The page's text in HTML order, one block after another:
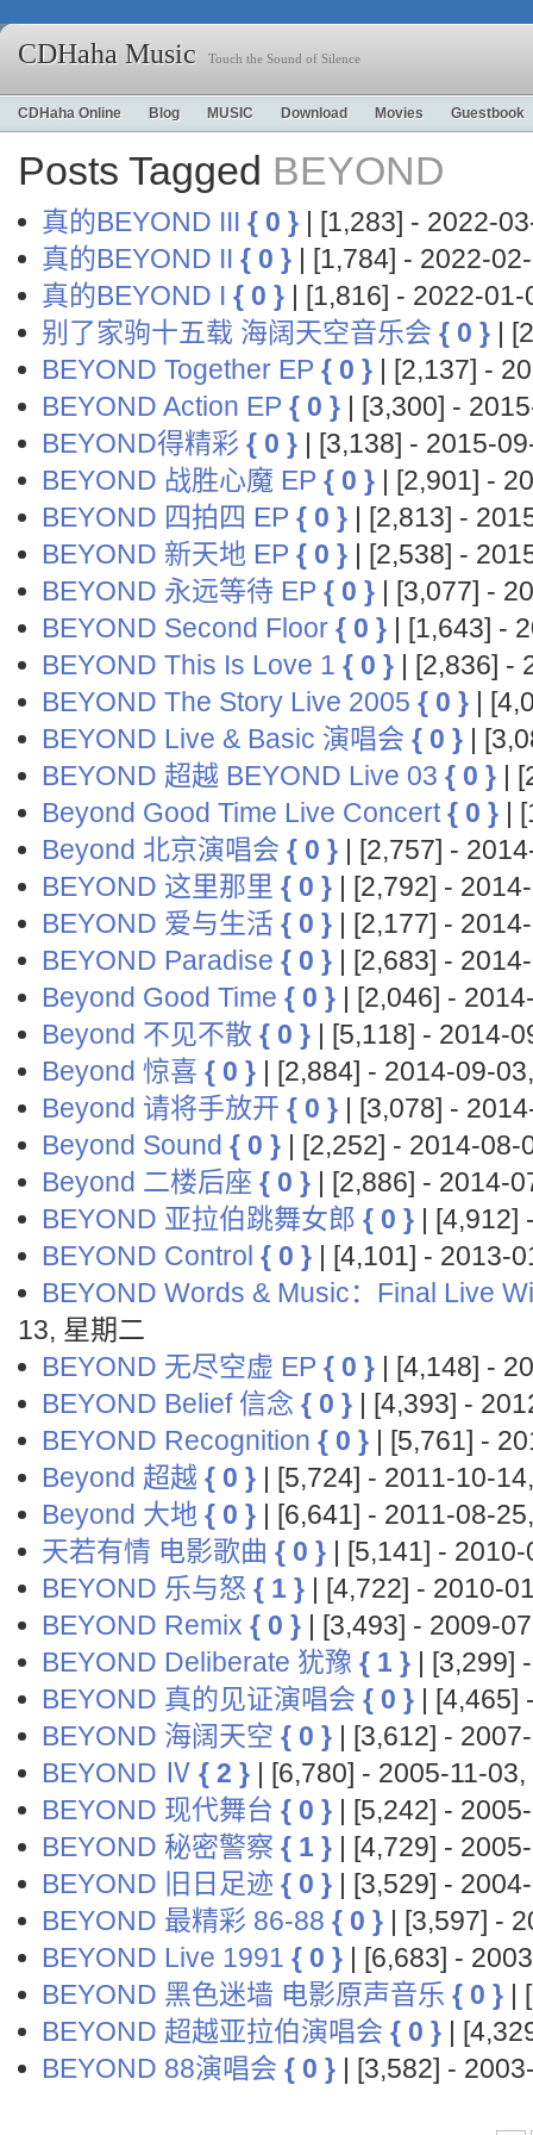
CDHaha Music Touch the Sound of Silence
CDHaha Online Blog MUSIC Download Movies Guestbook
Posts Tagged BEYOND
真的BEYOND III { 0 } | [1,283] - 2022-
真的BEYOND II { 0 } | [1,784] - 2022-
真的BEYOND I { 0 } | [1,816] - 2022-
别了家驹十五载 海阔天空音乐会 { 0 } |
BEYOND Together EP { 0 } | [2,137] -
BEYOND Action EP { 0 } | [3,300] -
BEYOND得精彩 { 0 } | [3,138] - 2015-
BEYOND 战胜心魔 EP { 0 } | [2,901] -
BEYOND 四拍四 EP { 0 } | [2,813] -
BEYOND 新天地 EP { 0 } | [2,538] -
BEYOND 永远等待 EP { 0 } | [3,077] -
BEYOND Second Floor { 0 } | [1,643] -
BEYOND This Is Love 1 { 0 } | [2,836] -
BEYOND The Story Live 2005 { 0 } |
BEYOND Live & Basic 演唱会 { 0 } |
BEYOND 超越 BEYOND Live 03 { 0 } |
Beyond Good Time Live Concert { 0 } |
Beyond 北京演唱会 { 0 } | [2,757] -
BEYOND 这里那里 { 0 } | [2,792] -
BEYOND 爱与生活 { 0 } | [2,177] -
BEYOND Paradise { 0 } | [2,683] -
Beyond Good Time { 0 } | [2,046] -
Beyond 不见不散 { 0 } | [5,118] - 2014-
Beyond 惊喜 { 0 } | [2,884] - 2014-09-
Beyond 请将手放开 { 0 } | [3,078] -
Beyond Sound { 0 } | [2,252] - 2014-08-
Beyond 二楼后座 { 0 } | [2,886] - 2014-
BEYOND 亚拉伯跳舞女郎 { 0 } | [4,912]
BEYOND Control { 0 } | [4,101] - 2013-
BEYOND Words & Music：Final Live
13, 星期二
BEYOND 无尽空虚 EP { 0 } | [4,148] -
BEYOND Belief 信念 { 0 } | [4,393] -
BEYOND Recognition { 0 } | [5,761] -
Beyond 超越 { 0 } | [5,724] - 2011-10-
Beyond 大地 { 0 } | [6,641] - 2011-08-
天若有情 电影歌曲 { 0 } | [5,141] -
BEYOND 乐与怒 { 1 } | [4,722] - 2010-
BEYOND Remix { 0 } | [3,493] - 2009-
BEYOND Deliberate 犹豫 { 1 } | [3,299]
BEYOND 真的见证演唱会 { 0 } | [4,465]
BEYOND 海阔天空 { 0 } | [3,612] -
BEYOND Ⅳ { 2 } | [6,780] - 2005-11-
BEYOND 现代舞台 { 0 } | [5,242] -
BEYOND 秘密警察 { 1 } | [4,729] -
BEYOND 旧日足迹 { 0 } | [3,529] -
BEYOND 最精彩 86-88 { 0 } | [3,597] -
BEYOND Live 1991 { 0 } | [6,683] -
BEYOND 黑色迷墙 电影原声音乐 { 0 } |
BEYOND 超越亚拉伯演唱会 { 0 } |
BEYOND 88演唱会 { 0 } | [3,582] -